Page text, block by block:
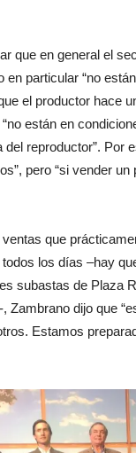
que en general el
en particular “no
el productor hace
están en
reproductor”. Por
pero “si vender
que
los días –hay
subastas de Plaza
Zambrano dijo que
Estamos